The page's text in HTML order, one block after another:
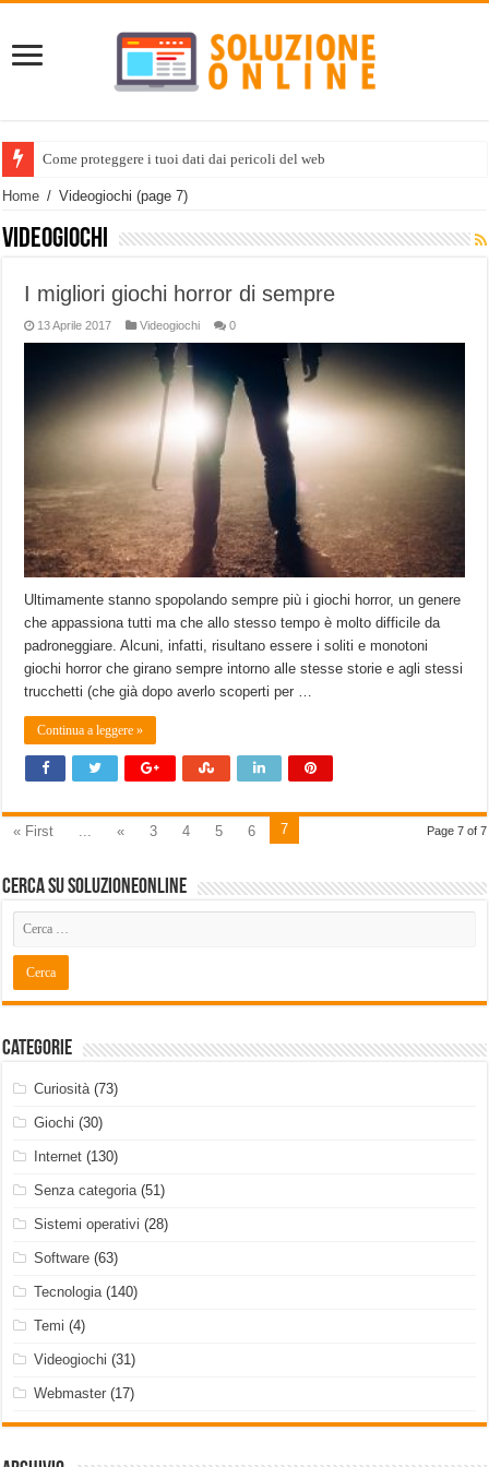
Come proteggere i tuoi dati dai pericoli del web
Home / Videogiochi (page 7)
Videogiochi
I migliori giochi horror di sempre
13 Aprile 2017 Videogiochi 0
Ultimamente stanno spopolando sempre più i giochi horror, un genere
che appassiona tutti ma che allo stesso tempo è molto difficile da
padroneggiare. Alcuni, infatti, risultano essere i soliti e monotoni
giochi horror che girano sempre intorno alle stesse storie e agli stessi
trucchetti (che già dopo averlo scoperti per …
Continua a leggere »
Page 7 of 7
« First ... « 3 4 5 6 7
Cerca su SoluzioneOnline
Categorie
Curiosità(73)
Giochi (30)
Internet (130)
Senza categoria(51)
Sistemi operativi (28)
Software (63)
Tecnologia(140)
Temi (4)
Videogiochi (31)
Webmaster (17)